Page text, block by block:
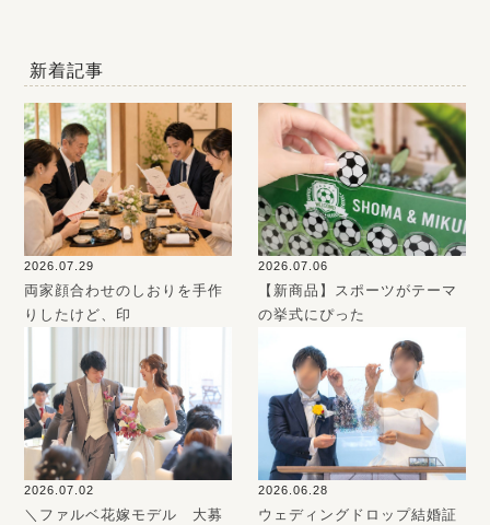
新着記事
2026.07.29
両家顔合わせのしおりを手作
りしたけど、印
2026.07.06
【新商品】スポーツがテーマ
の挙式にぴった
2026.07.02
＼ファルベ花嫁モデル 大募
2026.06.28
ウェディングドロップ結婚証